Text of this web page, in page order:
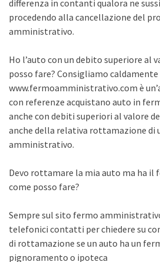
differenza in contanti qualora ne
procedendo alla cancellazione del
amministrativo.
Ho l’auto con un debito superiore al
posso fare? Consigliamo
www.fermoamministrativo.com è
con referenze acquistano auto in
anche con debiti superiori al valore
anche della relativa rottamazione di
amministrativo.
Devo rottamare la mia auto ma ha
come posso fare?
Sempre sul sito fermo
telefonici contatti per chiedere su
di rottamazione se un auto ha un
pignoramento o ipoteca